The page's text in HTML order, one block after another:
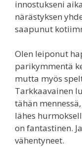
innostukseni
närästyksen
saapunut
Olen leiponut
parikymmentä
mutta myös
Tarkkaavainen
tähän
lähes
on fantastinen.
vähentyneet.